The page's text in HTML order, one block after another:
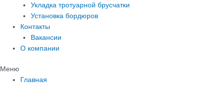
Укладка тротуарной брусчатки
Установка бордюров
Контакты
Вакансии
О компании
Меню
Главная